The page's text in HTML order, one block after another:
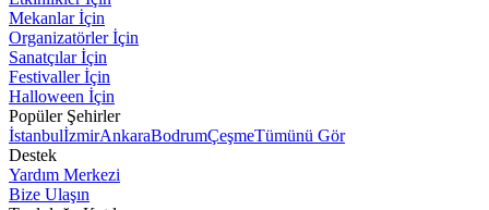
Mekanlar İçin
Organizatörler İçin
Sanatçılar İçin
Festivaller İçin
Halloween İçin
Popüler Şehirler
İstanbulİzmirAnkaraBodrumÇeşmeTümünü Gör
Destek
Yardım Merkezi
Bize Ulaşın